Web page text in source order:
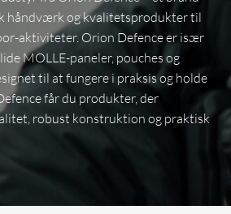
håndværk og kvalitetsprodukter til
aktiviteter. Orion Defence er især
MOLLE-paneler, pouches og
til at fungere i praksis og holde
får du produkter, der
robust konstruktion og praktisk